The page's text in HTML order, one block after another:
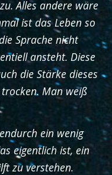
Alles andere wäre
ist das Leben so
Sprache nicht
ansteht. Diese
die Stärke dieses
Man weiß
ein wenig
eigentlich ist, ein
zu verstehen.